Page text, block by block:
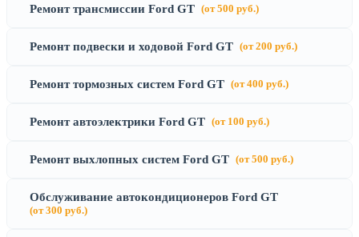
Ремонт трансмиссии Ford GT (от 500 руб.)
Ремонт подвески и ходовой Ford GT (от 200 руб.)
Ремонт тормозных систем Ford GT (от 400 руб.)
Ремонт автоэлектрики Ford GT (от 100 руб.)
Ремонт выхлопных систем Ford GT (от 500 руб.)
Обслуживание автокондиционеров Ford GT
(от 300 руб.)